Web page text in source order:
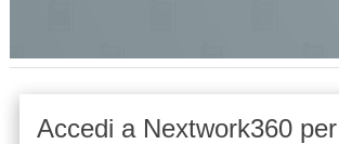
Accedi a Nextwork360 per